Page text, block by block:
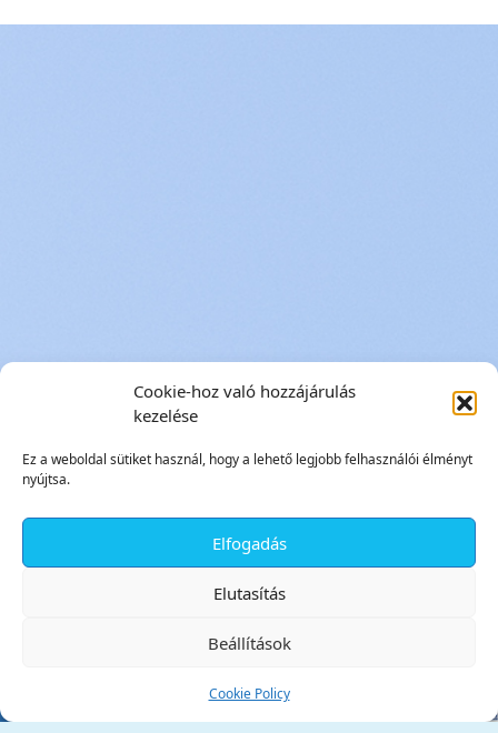
Cookie-hoz való hozzájárulás
kezelése
Ez a weboldal sütiket használ, hogy a lehető legjobb felhasználói élményt
nyújtsa.
Elfogadás
Elutasítás
Beállítások
Cookie Policy
Tata Város Önkormányzata
✕